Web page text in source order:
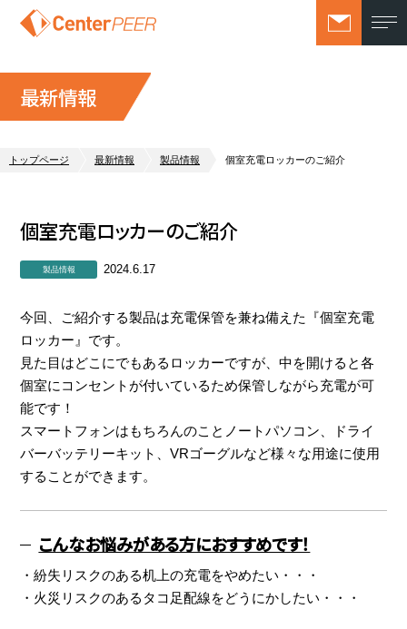
最新情報
トップページ 最新情報 製品情報 個室充電ロッカーのご紹介
個室充電ロッカーのご紹介
製品情報 2024.6.17
今回、ご紹介する製品は充電保管を兼ね備えた『個室充電
ロッカー 』です。
見た目はどこにでもあるロッカーですが、中を開けると各
個室にコンセントが付いているため保管しながら充電が可
能です！
スマートフォンはもちろんのことノートパソコン、ドライ
バーバッテリーキット、VRゴーグルなど様々な用途に使用
することができます。
こんなお悩みがある方におすすめです！
・紛失リスクのある机上の充電をやめたい・・・
・火災リスクのあるタコ足配線をどうにかしたい・・・